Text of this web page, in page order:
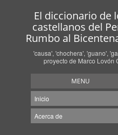
El diccionario de
castellanos del
Rumbo al
'causa', 'chochera', 'guano',
proyecto de Marco Lovón
MENU
Inicio
Acerca de